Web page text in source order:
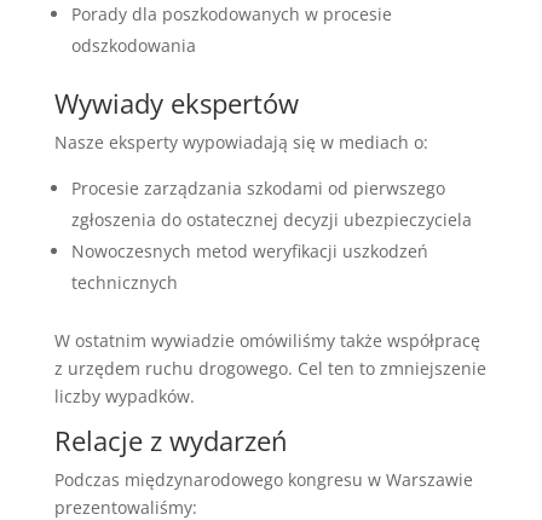
Porady dla poszkodowanych w procesie
odszkodowania
Wywiady ekspertów
Nasze eksperty wypowiadają się w mediach o:
Procesie zarządzania szkodami od pierwszego
zgłoszenia do ostatecznej decyzji ubezpieczyciela
Nowoczesnych metod weryfikacji uszkodzeń
technicznych
W ostatnim wywiadzie omówiliśmy także współpracę
z urzędem ruchu drogowego. Cel ten to zmniejszenie
liczby wypadków.
Relacje z wydarzeń
Podczas międzynarodowego kongresu w Warszawie
prezentowaliśmy: